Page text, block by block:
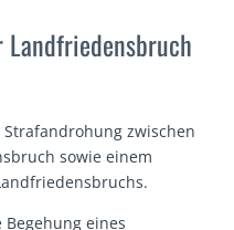
zwischen
sowie einem
Begehung eines